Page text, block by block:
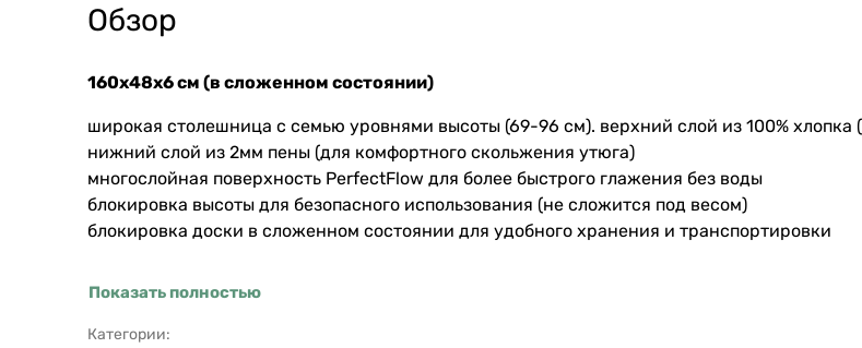
Обзор
160х48х6 см (в сложенном состоянии)
широкая столешница с семью уровнями высоты (69-96 см). верхний слой из 100% хлопка
нижний слой из 2мм пены (для комфортного скольжения утюга)
многослойная поверхность PerfectFlow для более быстрого глажения без воды
блокировка высоты для безопасного использования (не сложится под весом)
блокировка доски в сложенном состоянии для удобного хранения и транспортировки
Показать полностью
Категории: